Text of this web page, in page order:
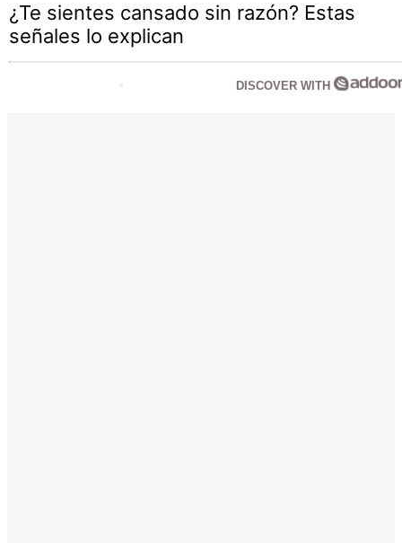
¿Te sientes cansado sin razón? Estas
señales lo explican
DISCOVER WITH